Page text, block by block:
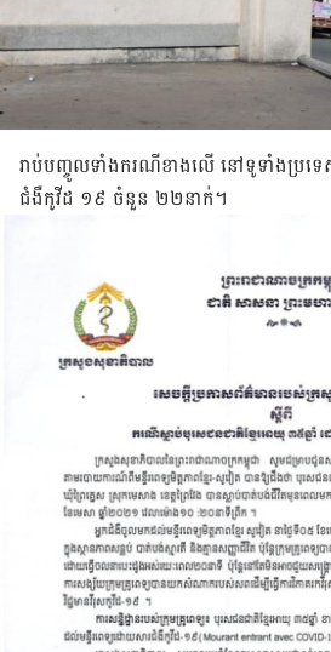
រាប់​បញ្ចូលទាំង​ករណី​ខាង​លើ នៅ​ទូទាំង​ប្រទ
ជំងឺ​កូវីដ ១៩ ចំនួន ២២នាក់។